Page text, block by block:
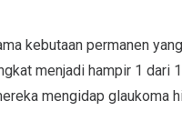
kebutaan permanen
menjadi hampir 1 dari
mengidap glaukoma